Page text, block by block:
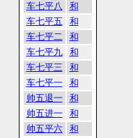
车七平八
和
车七平五
和
车七平二
和
车七平九
和
车七平三
和
车七平一
和
帅五退一
和
帅五进一
和
帅五平六
和